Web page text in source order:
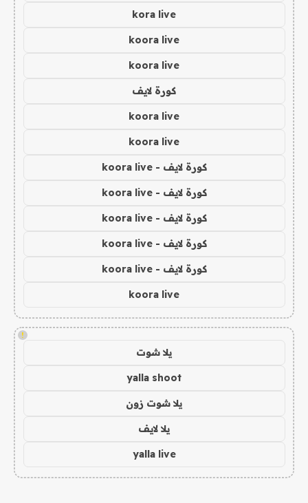
kora live
koora live
koora live
كورة لايف
koora live
koora live
كورة لايف - koora live
كورة لايف - koora live
كورة لايف - koora live
كورة لايف - koora live
كورة لايف - koora live
koora live
!
يلا شوت
yalla shoot
يلا شوت زون
يلا لايف
yalla live